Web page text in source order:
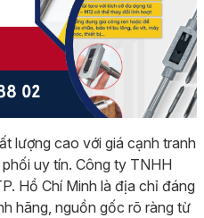
lượng cao với giá cạnh tranh
uy tín. Công ty TNHH
Hồ Chí Minh là địa chỉ đáng
hãng, nguồn gốc rõ ràng từ